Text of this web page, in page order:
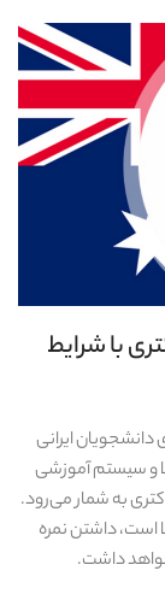
با شرایط
ایرانی
و سیستم آموزشی
به شمار می‌رود.
است، داشتن نمره
داشت.